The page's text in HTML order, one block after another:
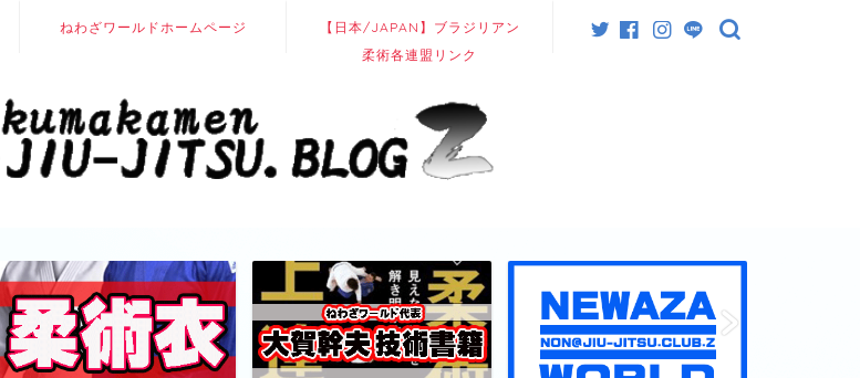
ねわざワールドホームページ
【日本/JAPAN】ブラジリアン
柔術各連盟リンク